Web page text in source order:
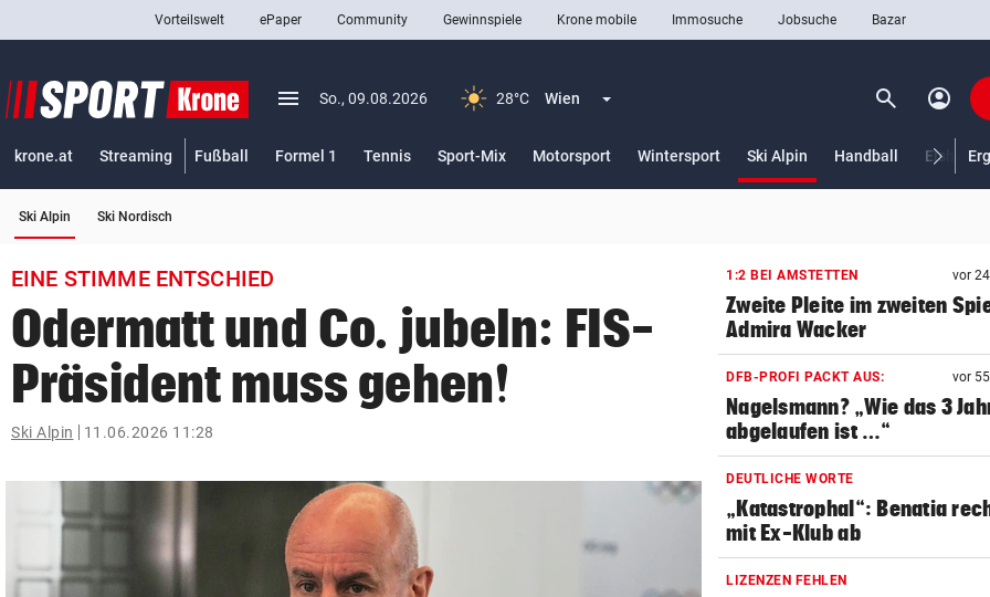
closeSchließen
Abonnieren
pin_drop
Wien
bookmark
search
Suchbegriff
eingeben
© Krone Multimedia GmbH & Co KG 2026
Vorteilswelt ePaper Community Gewinnspiele Krone mobile Immosuche Jobsuche Bazar
menu Menü aufklappen
So., 09.08.2026 28°C Wien Menü aufklappen search Suchen
account_circle
krone.at Streaming Fußball Formel 1 Tennis Sport-Mix Motorsport Wintersport Ski Alpin
Handball
Ski Alpin Ski Nordisch
EINE STIMME ENTSCHIED
Odermatt und Co. jubeln: FIS-
Präsident muss gehen!
Ski Alpin 11.06.2026 11:28
1:2 BEI AMSTETTEN vor
Zweite Pleite im zweiten
Admira Wacker
DFB-PROFI PACKT AUS: vor
Nagelsmann? „Wie das 3
abgelaufen ist …“
DEUTLICHE WORTE
„Katastrophal“: Benatia
mit Ex-Klub ab
LIZENZEN FEHLEN